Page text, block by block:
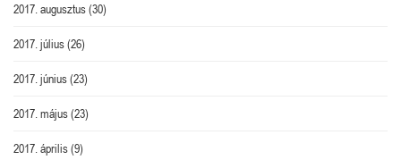
2017. augusztus(30)
2017. július(26)
2017. június(23)
2017. május(23)
2017. április(9)